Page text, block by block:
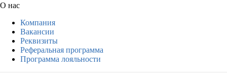
О нас
Компания
Вакансии
Реквизиты
Реферальная программа
Программа лояльности